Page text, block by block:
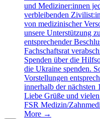
und Mediziner:innen
verbleibenden
von medizinischer
unsere Unterstützung
entsprechender
Fachschaftsrat
Spenden über die
die Ukraine spenden.
Vorstellungen
innerhalb der nächsten
Liebe Grüße und
FSR Medizin/
More →